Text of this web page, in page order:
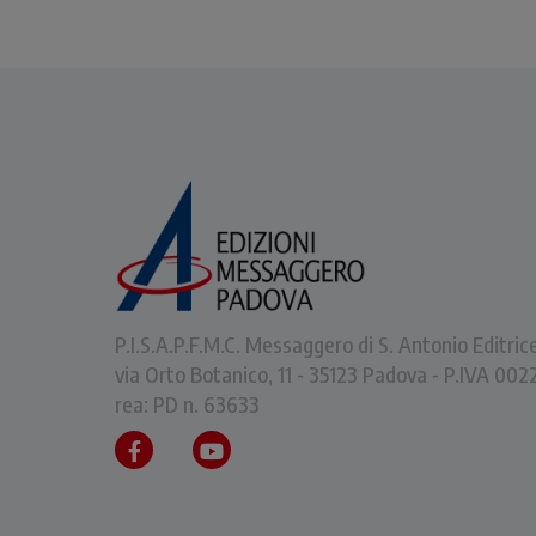
P.I.S.A.P.F.M.C. Messaggero di S. Antonio
via Orto Botanico, 11 - 35123 Padova - P.IVA
rea: PD n. 63633